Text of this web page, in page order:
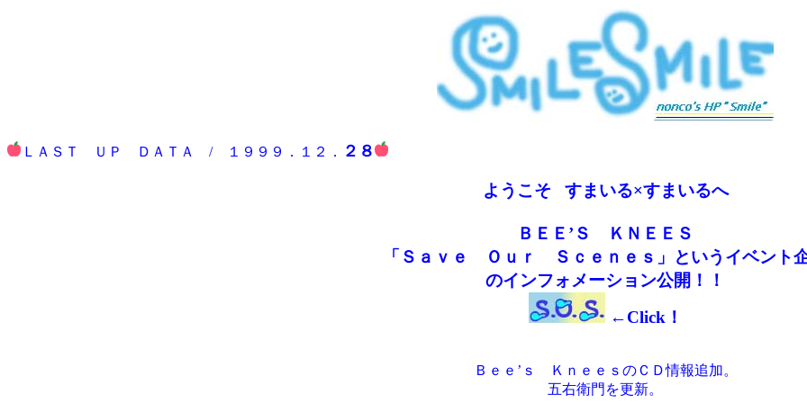
ＬＡＳＴ ＵＰ ＤＡＴＡ / １９９９．１２． ２８
ようこそ すまいる×すまいるへ
ＢＥＥ’Ｓ ＫＮＥＥＳ
「Ｓａｖｅ Ｏｕｒ Ｓｃｅｎｅｓ」というイベント
のインフォメーション公開！！
←Click！
Ｂｅｅ’ｓ ＫｎｅｅｓのＣＤ情報追加。
五右衛門を更新。